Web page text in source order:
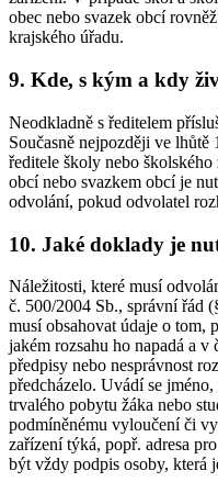
obec nebo svazek obcí
krajského úřadu.
9. Kde, s kým a kdy
Neodkladně s ředitelem
Současně nejpozději ve
ředitele školy nebo
obcí nebo svazkem obcí je
odvolání, pokud odvolatel
10. Jaké doklady je
Náležitosti, které musí
č. 500/2004 Sb., správní řád
musí obsahovat údaje o tom,
jakém rozsahu ho napadá a
předpisy nebo nesprávnost
předcházelo. Uvádí se
trvalého pobytu žáka nebo
podmíněnému vyloučení či
zařízení týká, popř. adresa
být vždy podpis osoby, která